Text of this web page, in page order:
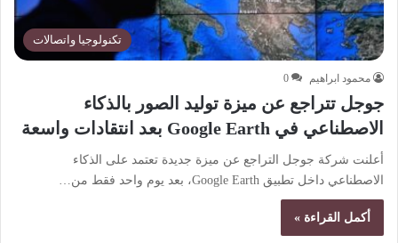
تكنولوجيا واتصالات
محمود ابراهيم 0
جوجل تتراجع عن ميزة توليد الصور بالذكاء
الاصطناعي في Google Earth بعد انتقادات واسعة
أعلنت شركة جوجل التراجع عن ميزة جديدة تعتمد على الذكاء
الاصطناعي داخل تطبيق Google Earth، بعد يوم واحد فقط من…
أكمل القراءة »